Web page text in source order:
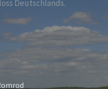
Deutschlands.